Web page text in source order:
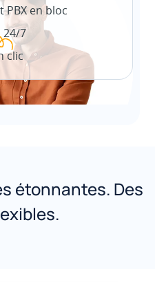
en bloc
24/7
clic
étonnantes. Des